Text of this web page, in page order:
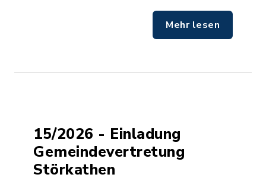
Mehr lesen
15/2026 - Einladung
Gemeindevertretung
Störkathen